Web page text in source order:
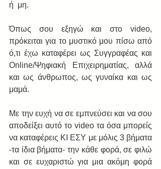
ή  μη.
Όπως σου εξηγώ και στο video,
πρόκειται για το μυστικό μου πίσω από
ό,τι έχω καταφέρει ως Συγγραφέας και
Online/Ψηφιακή Επιχειρηματίας, αλλά
και ως άνθρωπος, ως γυναίκα και ως
μαμά.
Με την ευχή να σε εμπνεύσει και να σου
αποδείξει αυτό το video τα όσα μπορείς
να καταφέρεις ΚΙ ΕΣΥ με μόλις 3 βήματα
-τα ίδια βήματα- την κάθε φορά, σε φιλώ
και σε ευχαριστώ για μια ακόμη φορά